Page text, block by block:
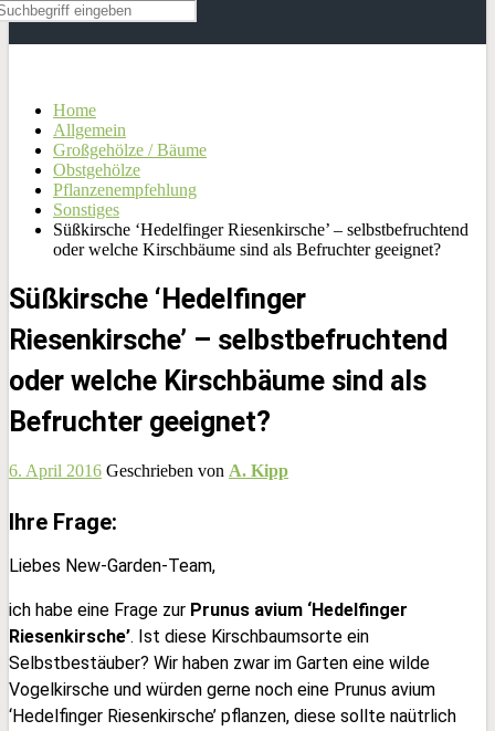
Home
Allgemein
Großgehölze / Bäume
Obstgehölze
Pflanzenempfehlung
Sonstiges
Süßkirsche ‘Hedelfinger Riesenkirsche’ – selbstbefruchtend
oder welche Kirschbäume sind als Befruchter geeignet?
Süßkirsche ‘Hedelfinger
Riesenkirsche’ – selbstbefruchtend
oder welche Kirschbäume sind als
Befruchter geeignet?
6. April 2016 Geschrieben von A. Kipp
Ihre Frage:
Liebes New-Garden-Team,
ich habe eine Frage zur Prunus avium ‘Hedelfinger
Riesenkirsche’. Ist diese Kirschbaumsorte ein
Selbstbestäuber? Wir haben zwar im Garten eine wilde
Vogelkirsche und würden gerne noch eine Prunus avium
‘Hedelfinger Riesenkirsche’ pflanzen, diese sollte naütrlich